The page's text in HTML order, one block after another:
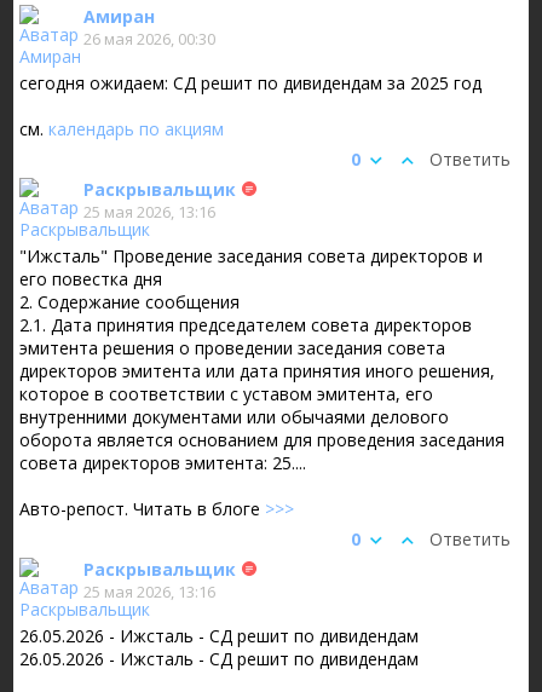
Амиран
26 мая 2026, 00:30
сегодня ожидаем: СД решит по дивидендам за 2025 год
см.календарь по акциям
Ответить
0
Раскрывальщик
25 мая 2026, 13:16
"Ижсталь" Проведение заседания совета директоров и
его повестка дня
2. Содержание сообщения
2.1. Дата принятия председателем совета директоров
эмитента решения о проведении заседания совета
директоров эмитента или дата принятия иного решения,
которое в соответствии с уставом эмитента, его
внутренними документами или обычаями делового
оборота является основанием для проведения заседания
совета директоров эмитента: 25....
Авто-репост. Читать в блоге >>>
Ответить
0
Раскрывальщик
25 мая 2026, 13:16
26.05.2026 - Ижсталь - СД решит по дивидендам
26.05.2026 - Ижсталь - СД решит по дивидендам